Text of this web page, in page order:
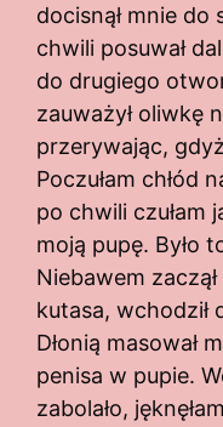
docisnął mnie do
chwili posuwał
do drugiego
zauważył oliwkę
przerywając,
Poczułam chłód
po chwili czułam
moją pupę. Było
Niebawem
kutasa, wchodził
Dłonią masował
penisa w pupie.
zabolało,